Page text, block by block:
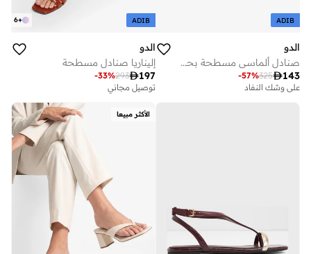
ADIB
الدو
صنادل ألماسي مسطحة بحزام واحد
143
325
-57%
على وشك النفاد
+
6 ADIB
الدو
إليناريا صنادل مسطحة
197
293
-33%
توصيل مجاني
الأكثر مبيعا